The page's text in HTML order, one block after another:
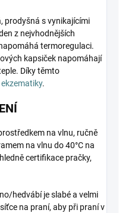
prodyšná s vynikajícími
z nejvhodnějších
termoregulaci.
kapsiček napomáhají
Díky těmto
ekzematiky.
na vlnu, ručně
na vlnu do 40°C na
certifikace pračky,
hedvábí je slabé a velmi
na praní, aby při praní v